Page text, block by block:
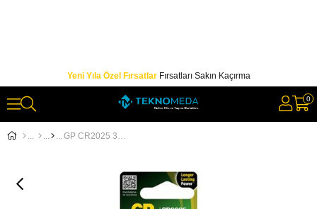
Yeni Yıla Özel FırsatlarFırsatları Sakın Kaçırma
0
GP CR2025 3V LİTYUM 5'Lİ KARTELA